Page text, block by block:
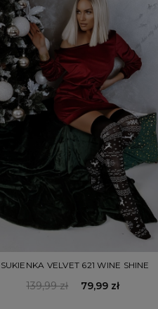
SUKIENKA VELVET 621 WINE SHINE
139,99 zł 79,99 zł